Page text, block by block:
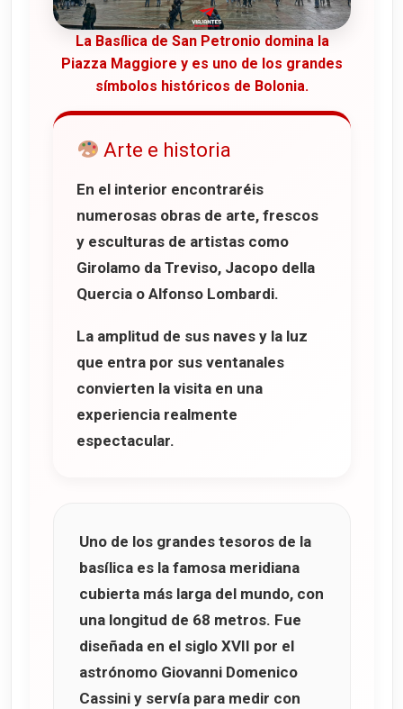
La Basílica de San Petronio domina la
Piazza Maggiore y es uno de los grandes
símbolos históricos de Bolonia.
Arte e historia
En el interior encontraréis
numerosas obras de arte, frescos
y esculturas de artistas como
Girolamo da Treviso, Jacopo della
Quercia o Alfonso Lombardi.
La amplitud de sus naves y la luz
que entra por sus ventanales
convierten la visita en una
experiencia realmente
espectacular.
Uno de los grandes tesoros de la
basílica es la famosa meridiana
cubierta más larga del mundo, con
una longitud de 68 metros. Fue
diseñada en el siglo XVII por el
astrónomo Giovanni Domenico
Cassini y servía para medir con